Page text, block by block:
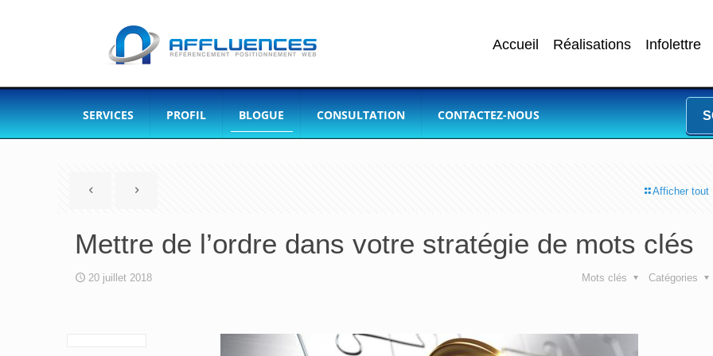
SERVICES PROFIL BLOGUE CONSULTATION CONTACTEZ-NOUS
Accueil Réalisations Infolettre
Afficher tout
Mettre de l’ordre dans votre stratégie de mots clés
20 juillet 2018 Catégories
Mots clés